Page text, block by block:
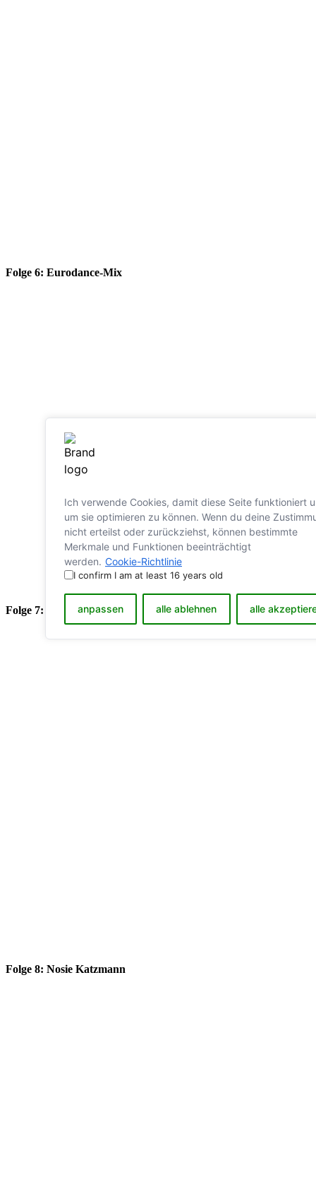
Ich verwende Cookies, damit diese Seite funktioniert
um sie optimieren zu können. Wenn du deine
nicht erteilst oder zurückziehst, können bestimmte
Merkmale und Funktionen beeinträchtigt
werden. Cookie-Richtlinie
I confirm I am at least 16 years old
anpassen alle ablehnen alle
Folge 6: Eurodance-Mix
Folge 7: Marquess
Folge 8: Nosie Katzmann